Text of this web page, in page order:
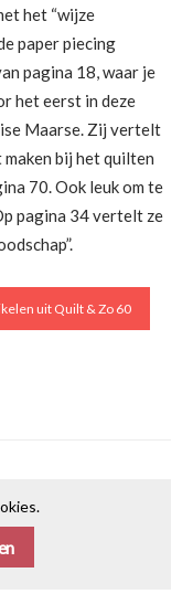
het “wijze
paper piecing
pagina 18, waar je
het eerst in deze
Maarse. Zij vertelt
maken bij het quilten
70. Ook leuk om te
pagina 34 vertelt ze
uit Quilt & Zo 60